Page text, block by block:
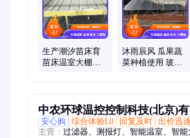
生产潮汐苗床育
苗床温室大棚智
沐雨辰风 瓜果蔬
菜种植使用 玻璃
中农环球温控控制科技(北京)有
安心购
综合体验L0 回复及时 出价迅速
主营： 过滤器、测报灯、智能温室、智